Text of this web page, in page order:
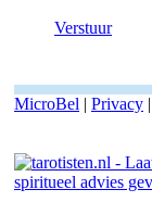
Verstuur
MicroBel | Privacy |